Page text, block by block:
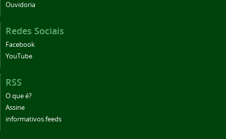
Ouvidoria
Redes Sociais
Facebook
YouTube
RSS
O que é?
Assine
informativos.feeds